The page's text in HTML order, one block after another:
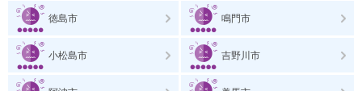
徳島市 鳴門市
小松島市 吉野川市